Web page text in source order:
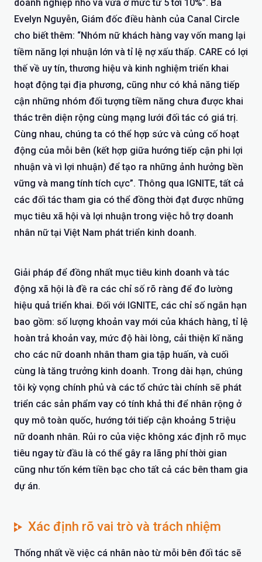
doanh nghiệp nhỏ và vừa ở mức từ 5 tới 10%”. Bà
Evelyn Nguyễn, Giám đốc điều hành của Canal Circle
cho biết thêm: “Nhóm nữ khách hàng vay vốn mang lại
tiềm năng lợi nhuận lớn và tỉ lệ nợ xấu thấp. CARE có lợi
thế về uy tín, thương hiệu và kinh nghiệm triển khai
hoạt động tại địa phương, cũng như có khả năng tiếp
cận những nhóm đối tượng tiềm năng chưa được khai
thác trên diện rộng cùng mạng lưới đối tác có giá trị.
Cùng nhau, chúng ta có thể hợp sức và củng cố hoạt
động của mỗi bên (kết hợp giữa hướng tiếp cận phi lợi
nhuận và vì lợi nhuận) để tạo ra những ảnh hưởng bền
vững và mang tính tích cực”. Thông qua IGNITE, tất cả
các đối tác tham gia có thể đồng thời đạt được những
mục tiêu xã hội và lợi nhuận trong việc hỗ trợ doanh
nhân nữ tại Việt Nam phát triển kinh doanh.
Giải pháp để đồng nhất mục tiêu kinh doanh và tác
động xã hội là đề ra các chỉ số rõ ràng để đo lường
hiệu quả triển khai. Đối với IGNITE, các chỉ số ngắn hạn
bao gồm: số lượng khoản vay mới của khách hàng, tỉ lệ
hoàn trả khoản vay, mức độ hài lòng, cải thiện kĩ năng
cho các nữ doanh nhân tham gia tập huấn, và cuối
cùng là tăng trưởng kinh doanh. Trong dài hạn, chúng
tôi kỳ vọng chính phủ và các tổ chức tài chính sẽ phát
triển các sản phẩm vay có tính khả thi để nhân rộng ở
quy mô toàn quốc, hướng tới tiếp cận khoảng 5 triệu
nữ doanh nhân. Rủi ro của việc không xác định rõ mục
tiêu ngay từ đầu là có thể gây ra lãng phí thời gian
cũng như tốn kém tiền bạc cho tất cả các bên tham gia
dự án.
Xác định rõ vai trò và trách nhiệm
Thống nhất về việc cá nhân nào từ mỗi bên đối tác sẽ